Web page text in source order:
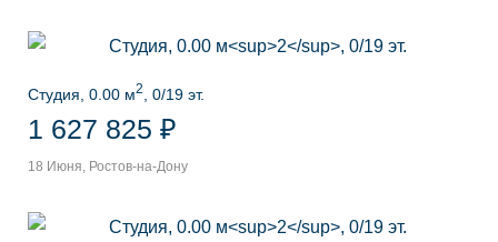
Студия, 0.00 м2 , 0/19 эт.
1 627 825 ₽
18 Июня, Ростов-на-Дону